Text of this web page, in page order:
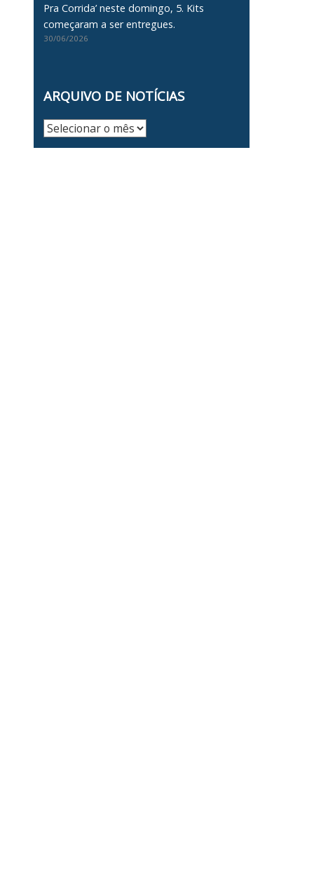
Pra Corrida’ neste domingo, 5. Kits
começaram a ser entregues.
30/06/2026
ARQUIVO DE NOTÍCIAS
Arquivo